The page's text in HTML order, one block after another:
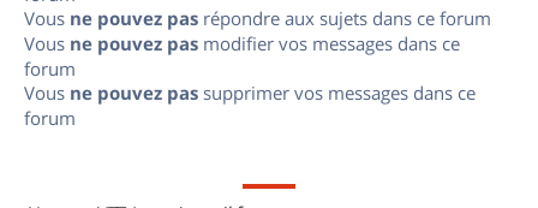
Vous ne pouvez pas répondre aux sujets dans ce forum
Vous ne pouvez pas modifier vos messages dans ce
forum
Vous ne pouvez pas supprimer vos messages dans ce
forum